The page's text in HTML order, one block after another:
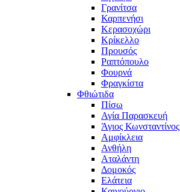
Γρανίτσα
Καρπενήσι
Κερασοχώρι
Κρίκελλο
Προυσός
Ραπτόπουλο
Φουρνά
Φραγκίστα
Φθιώτιδα
Πίσω
Αγία Παρασκευή
Άγιος Κωνσταντίνος
Αμφίκλεια
Ανθήλη
Αταλάντη
Δομοκός
Ελάτεια